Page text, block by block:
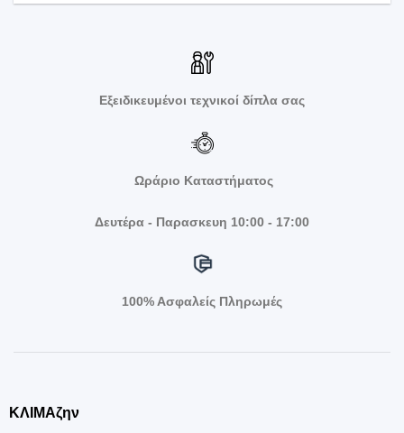
Εξειδικευμένοι τεχνικοί δίπλα σας
Ωράριο Καταστήματος
Δευτέρα - Παρασκευη 10:00 - 17:00
100% Ασφαλείς Πληρωμές
ΚΛΙΜΑζην